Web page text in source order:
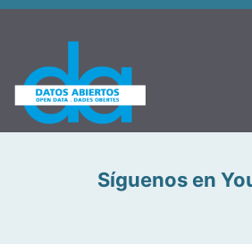
Síguenos en